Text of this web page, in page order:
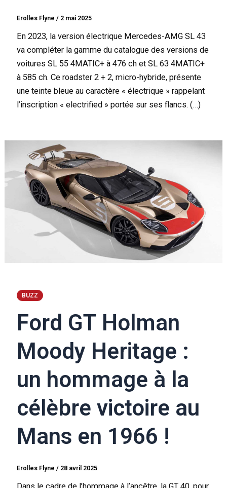
Erolles Flyne/ 2 mai 2025
En 2023, la version électrique Mercedes-AMG SL 43
va compléter la gamme du catalogue des versions de
voitures SL 55 4MATIC+ à 476 ch et SL 63 4MATIC+
à 585 ch. Ce roadster 2 + 2, micro-hybride, présente
une teinte bleue au caractère « électrique » rappelant
l’inscription « electrified » portée sur ses flancs. (…)
BUZZ
Ford GT Holman
Moody Heritage :
un hommage à la
célèbre victoire au
Mans en 1966 !
Erolles Flyne/ 28 avril 2025
Dans le cadre de l’hommage à l’ancêtre, la GT 40, pour